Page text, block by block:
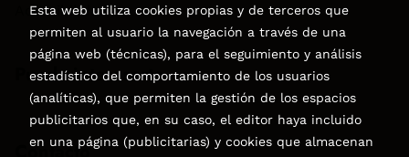
Accesibilidad
Puede interesarte
Esta web utiliza cookies propias y de terceros que
permiten al usuario la navegación a través de una
página web (técnicas), para el seguimiento y análisis
estadístico del comportamiento de los usuarios
(analíticas), que permiten la gestión de los espacios
publicitarios que, en su caso, el editor haya incluido
en una página (publicitarias) y cookies que almacenan